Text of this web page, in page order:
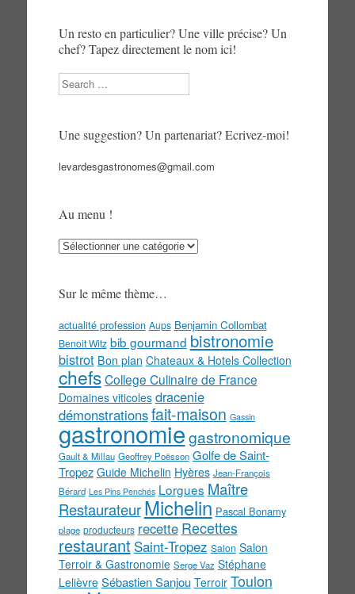
Un resto en particulier? Une ville précise? Un
chef? Tapez directement le nom ici!
Search
Une suggestion? Un partenariat? Ecrivez-moi!
levardesgastronomes@gmail.com
Au menu !
Au
Sur le même thème…
actualité profession Aups Benjamin Collombat
Benoit Witz bib gourmand bistronomie
bistrot Bon plan Chateaux & Hotels Collection
chefs College Culinaire de France
Domaines viticoles dracenie
démonstrationsfait-maison Gassin
gastronomiegastronomique
Gault & Millau Geoffrey Poësson Golfe de Saint-
Tropez Guide Michelin Hyères Jean-François
Bérard Les Pins Penchés Lorgues Maître
Restaurateur Michelin Pascal Bonamy
plage producteurs recette Recettes
restaurant Saint-Tropez Salon Salon
Terroir & Gastronomie Serge Vaz Stéphane
Lelièvre Sébastien Sanjou Terroir Toulon